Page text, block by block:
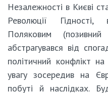
Незалежності в Києві
Революції
Поляковим
абстрагувався від
політичний конфлікт
увагу зосередив на
побуті й наслідках.